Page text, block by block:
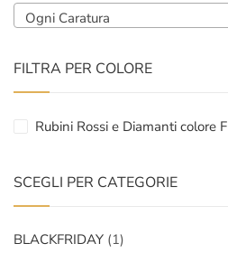
Ogni Caratura
FILTRA PER COLORE
Rubini Rossi e Diamanti colore F
SCEGLI PER CATEGORIE
BLACKFRIDAY (1)